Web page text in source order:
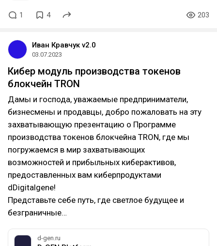
1 4 203
Иван Кравчук v2.0
03.07.2023
Кибер модуль производства токенов
блокчейн TRON
Дамы и господа, уважаемые предприниматели,
бизнесмены и продавцы, добро пожаловать на эту
захватывающую презентацию о Программе
производства токенов блокчейна TRON, где мы
погружаемся в мир захватывающих
возможностей и прибыльных киберактивов,
предоставленных вам киберпродуктами
dDigitalgene!
Представьте себе путь, где светлое будущее и
безграничные…
d-gen.ru